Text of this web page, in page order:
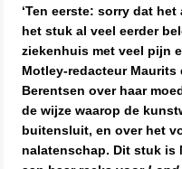
‘Ten eerste: sorry dat
het stuk al veel eerder
ziekenhuis met veel pijn
Motley-redacteur
Berentsen over haar
de wijze waarop de
buitensluit, en over het
nalatenschap. Dit stuk is